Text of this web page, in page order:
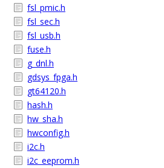
fsl_pmic.h
fsl_sec.h
fsl_usb.h
fuse.h
g_dnl.h
gdsys_fpga.h
gt64120.h
hash.h
hw_sha.h
hwconfig.h
i2c.h
i2c_eeprom.h